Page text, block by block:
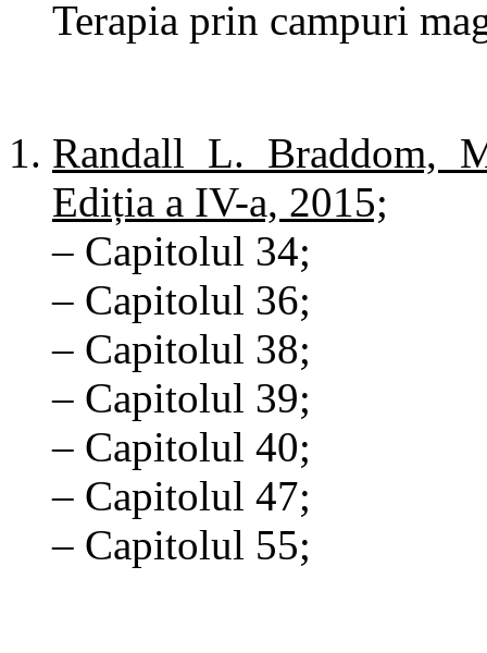
Terapia prin campuri
Randall L. Braddom,
Ediția a IV-a, 2015;
– Capitolul 34;
– Capitolul 36;
– Capitolul 38;
– Capitolul 39;
– Capitolul 40;
– Capitolul 47;
– Capitolul 55;